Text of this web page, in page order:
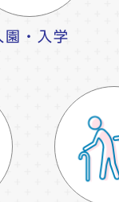
園・入学